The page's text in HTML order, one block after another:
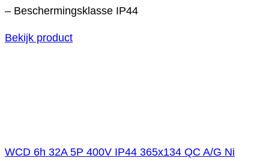
– Beschermingsklasse IP44
Bekijk product
WCD 6h 32A 5P 400V IP44 365x134 QC A/G Ni